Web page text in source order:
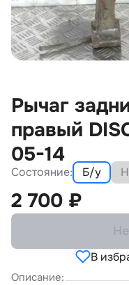
Рычаг
правый
05-14
Состояние: Б/у
2 700 ₽
В
Описание: